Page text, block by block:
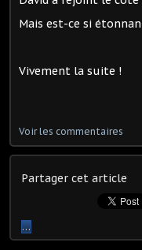
Mais est-ce si
Vivement la suite !
Voir les commentaires
Partager cet article
…